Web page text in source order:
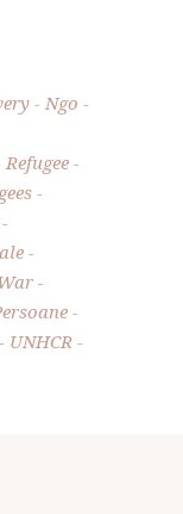
Ngo
Refugee
UNHCR